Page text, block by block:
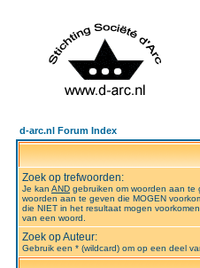
d-arc.nl Forum Index
Zoek op trefwoorden:
Je kan AND gebruiken om woorden aan te
woorden aan te geven die MOGEN
die NIET in het resultaat mogen
van een woord.
Zoek op Auteur:
Gebruik een * (wildcard) om op een deel